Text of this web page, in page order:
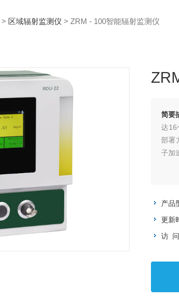
> 区域辐射监测仪 > ZRM - 100智能辐射监测仪
简要
达16
部署
子加
产品
更新
访